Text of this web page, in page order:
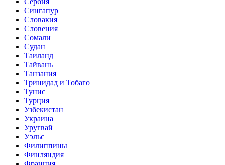
Сингапур
Словакия
Словения
Сомали
Судан
Таиланд
Тайвань
Танзания
Тринидад и Тобаго
Тунис
Турция
Узбекистан
Украина
Уругвай
Уэльс
Филиппины
Финляндия